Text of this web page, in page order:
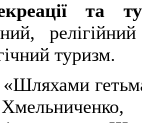
та
туризм.